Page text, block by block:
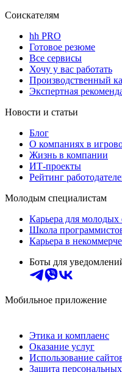
Соискателям
hh PRO
Готовое резюме
Все сервисы
Хочу у вас работать
Производственный
Экспертная
Новости и статьи
Блог
О компаниях в
Жизнь в компании
ИТ-проекты
Рейтинг
Молодым специалистам
Карьера для молодых
Школа
Карьера в
Боты для
Мобильное приложение
Этика и комплаенс
Оказание услуг
Использование
Защита